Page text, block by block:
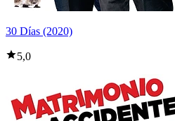
30 Días (2020)
5,0